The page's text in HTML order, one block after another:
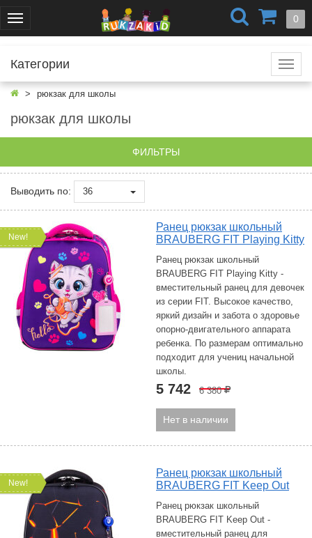
Меню 0
+7 (499) 404-0550
г. Москва
+7 (812) 424-4251
Категории
рюкзак для школы
рюкзак для школы
ФИЛЬТРЫ
Выводить по: 36
New!
Ранец рюкзак школьный
BRAUBERG FIT Playing Kitty
Ранец рюкзак школьный
BRAUBERG FIT Playing Kitty -
вместительный ранец для девочек
из серии FIT. Высокое качество,
яркий дизайн и забота о здоровье
опорно-двигательного аппарата
ребенка. По размерам оптимально
подходит для учениц начальной
школы.
5 742 6 380Р
Нет в наличии
New!
Ранец рюкзак школьный
BRAUBERG FIT Keep Out
Ранец рюкзак школьный
BRAUBERG FIT Keep Out -
вместительный ранец для